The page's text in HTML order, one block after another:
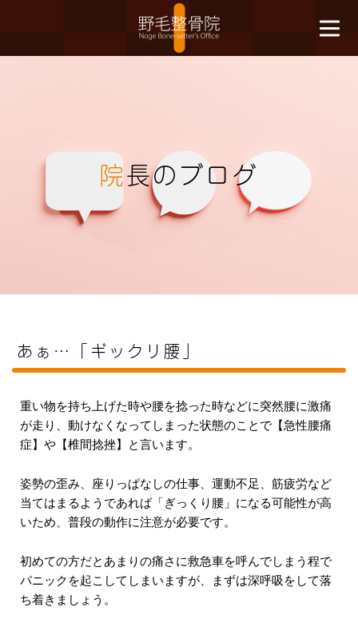
院長のブログ
あぁ…「ギックリ腰」
重い物を持ち上げた時や腰を捻った時などに突然腰に激痛
が走り、動けなくなってしまった状態のことで【急性腰痛
症】や【椎間捻挫】と言います。
姿勢の歪み、座りっぱなしの仕事、運動不足、筋疲労など
当てはまるようであれば「ぎっくり腰」になる可能性が高
いため、普段の動作に注意が必要です。
初めての方だとあまりの痛さに救急車を呼んでしまう程で
パニックを起こしてしまいますが、まずは深呼吸をして落
ち着きましょう。